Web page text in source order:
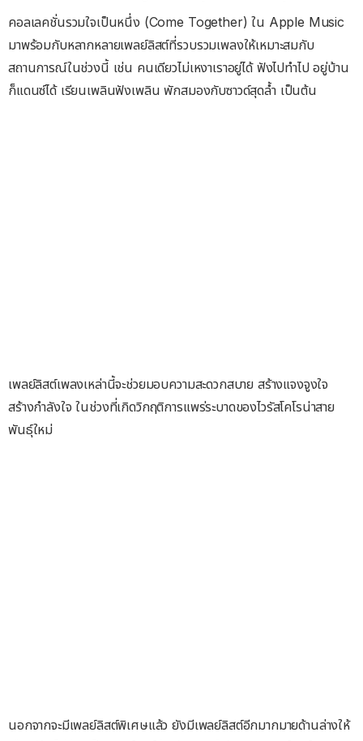
คอลเลคชั่นรวมใจเป็นหนึ่ง (Come Together) ใน Apple Music
มาพร้อมกับหลากหลายเพลย์ลิสต์ที่รวบรวมเพลงให้เหมาะสมกับ
สถานการณ์ในช่วงนี้ เช่น คนเดียวไม่เหงาเราอยู่ได้ ฟังไปทำไป อยู่บ้าน
ก็แดนซ์ได้ เรียนเพลินฟังเพลิน พักสมองกับซาวด์สุดล้ำ เป็นต้น
เพลย์ลิสต์เพลงเหล่านี้จะช่วยมอบความสะดวกสบาย สร้างแจงจูงใจ
สร้างกำลังใจ ในช่วงที่เกิดวิกฤติการแพร่ระบาดของไวรัสโคโรน่าสาย
พันธุ์ใหม่
นอกจากจะมีเพลย์ลิสต์พิเศษแล้ว ยังมีเพลย์ลิสต์อีกมากมายด้านล่างให้